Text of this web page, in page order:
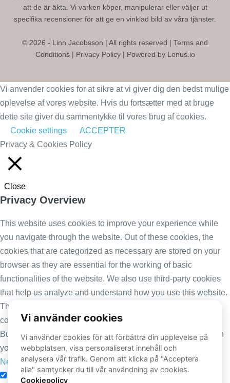
att de är äkta. Vi varken köper, manipulerar eller väljer ut
specifika recensioner för att ge en vinklad bild av våra tjänster.
© 2026 - Linn Jacobsson | All rights reserved | Terms and
Conditions| Privacy Policy| Powered by Lenus.io
Vi anvender cookies for at sikre at vi giver dig den bedst mulige
oplevelse af vores website. Hvis du fortsætter med at bruge
dette site giver du sammentykke til vores brug af cookies.
Cookie settings
ACCEPTER
Privacy & Cookies Policy
Close
Privacy Overview
This website uses cookies to improve your experience while
you navigate through the website. Out of these cookies, the
cookies that are categorized as necessary are stored on your
browser as they are essential for the working of basic
functionalities of the website. We also use third-party cookies
that help us analyze and understand how you use this website.
These cookies will be stored in your browser only with your
consent. You also have the option to opt-out of these cookies.
But opting out of some of these cookies may have an effect on
your browsing experience.
Necessary
Necessary